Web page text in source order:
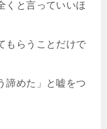
くと言っていいほ
もらうことだけで
諦めた」と嘘をつ